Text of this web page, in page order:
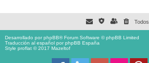
Desarrollado porphpBB® Forum Software © phpBB Limited
Traducción al español porphpBB España
Style proflat © 2017 Mazeltof